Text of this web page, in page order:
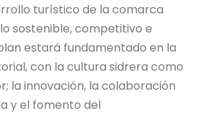
turístico de la comarca
sostenible, competitivo e
estará fundamentado en la
con la cultura sidrera como
la innovación, la colaboración
y el fomento del